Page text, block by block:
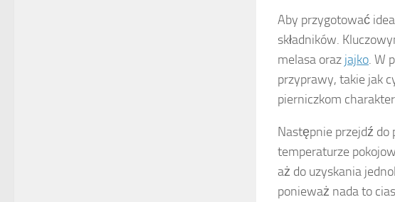
Aby przygotować
składników.
melasa oraz jajko. W
przyprawy, takie jak
pierniczkom
Następnie przejdź do
temperaturze
aż do uzyskania
ponieważ nada to